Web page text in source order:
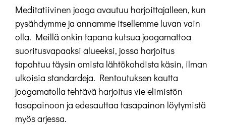
Meditatiivinen jooga avautuu harjoittajalleen, kun
pysähdymme ja annamme itsellemme luvan vain
olla. Meillä onkin tapana kutsua joogamattoa
suoritusvapaaksi alueeksi, jossa harjoitus
tapahtuu täysin omista lähtökohdista käsin, ilman
ulkoisia standardeja. Rentoutuksen kautta
joogamatolla tehtävä harjoitus vie elimistön
tasapainoon ja edesauttaa tasapainon löytymistä
myös arjessa.